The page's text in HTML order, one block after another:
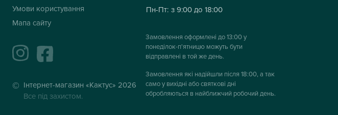
Умови користування
Мапа сайту
instagramfacebook
Інтернет-магазин «Кактус» 2026
Все під захистом.
Пн-Пт: з 9:00 до 18:00
Замовлення оформлені до 13:00 у
понеділок-п'ятницю можуть бути
відправлені в той же день.
Замовлення які надійшли після 18:00, а так
само у вихідні або святкові дні
обробляються в найближчий робочий день.